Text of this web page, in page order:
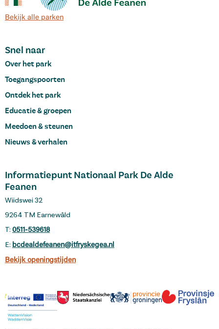
Bekijk alle parken
Snel naar
Over het park
Toegangspoorten
Ontdek het park
Educatie & groepen
Meedoen & steunen
Nieuws & verhalen
Informatiepunt Nationaal Park De Alde
Feanen
Wiidswei 32
9264 TM Earnewâld
T: 0511-539618
E: bcdealdefeanen@itfryskegea.nl
Bekijk openingstijden